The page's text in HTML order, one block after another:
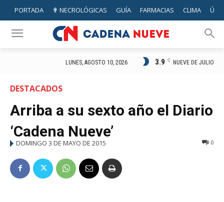
PORTADA ✟ NECROLÓGICAS GUÍA FARMACIAS CLIMA
LUNES, AGOSTO 10, 2026 3.9 C NUEVE DE JULIO
DESTACADOS
Arriba a su sexto año el Diario
‘Cadena Nueve’
DOMINGO 3 DE MAYO DE 2015 0